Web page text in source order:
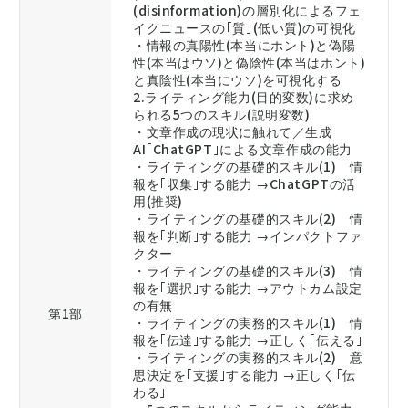
第1部
(disinformation)の層別化によるフェ
イクニュースの｢質｣(低い質)の可視化
・情報の真陽性(本当にホント)と偽陽
性(本当はウソ)と偽陰性(本当はホント)
と真陰性(本当にウソ)を可視化する
2.ライティング能力(目的変数)に求め
られる5つのスキル(説明変数)
・文章作成の現状に触れて／生成
AI｢ChatGPT｣による文章作成の能力
・ライティングの基礎的スキル(1) 情
報を｢収集｣する能力 →ChatGPTの活
用(推奨)
・ライティングの基礎的スキル(2) 情
報を｢判断｣する能力 →インパクトファ
クター
・ライティングの基礎的スキル(3) 情
報を｢選択｣する能力 →アウトカム設定
の有無
・ライティングの実務的スキル(1) 情
報を｢伝達｣する能力 →正しく｢伝える｣
・ライティングの実務的スキル(2) 意
思決定を｢支援｣する能力 →正しく｢伝
わる｣